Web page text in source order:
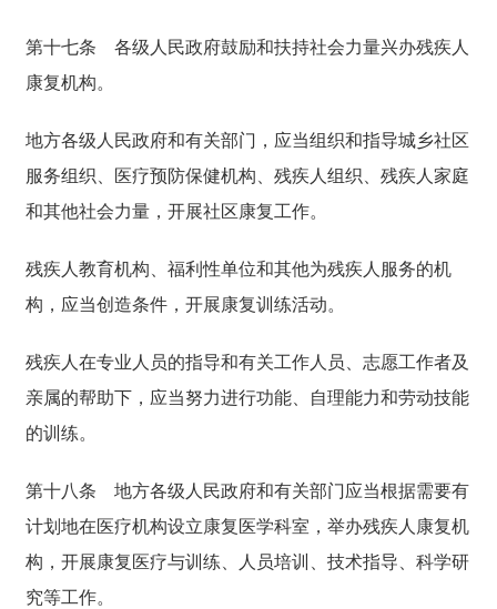
第十七条 各级人民政府鼓励和扶持社会力量兴办残疾人
康复机构。
地方各级人民政府和有关部门，应当组织和指导城乡社区
服务组织、医疗预防保健机构、残疾人组织、残疾人家庭
和其他社会力量，开展社区康复工作。
残疾人教育机构、福利性单位和其他为残疾人服务的机
构，应当创造条件，开展康复训练活动。
残疾人在专业人员的指导和有关工作人员、志愿工作者及
亲属的帮助下，应当努力进行功能、自理能力和劳动技能
的训练。
第十八条 地方各级人民政府和有关部门应当根据需要有
计划地在医疗机构设立康复医学科室，举办残疾人康复机
构，开展康复医疗与训练、人员培训、技术指导、科学研
究等工作。